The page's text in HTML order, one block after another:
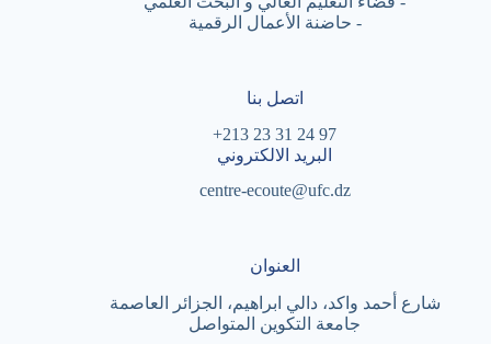
- حاضنة الأعمال الرقمية
اتصل بنا
97 24 31 23 213+
البريد الالكتروني
centre-ecoute@ufc.dz
العنوان
شارع أحمد واكد، دالي ابراهيم، الجزائر العاصمة
جامعة التكوين المتواصل